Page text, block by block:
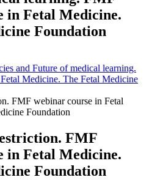
in Fetal Medicine.
Foundation
and Future of medical learning.
Medicine. The Fetal Medicine
FMF
in Fetal Medicine.
Foundation